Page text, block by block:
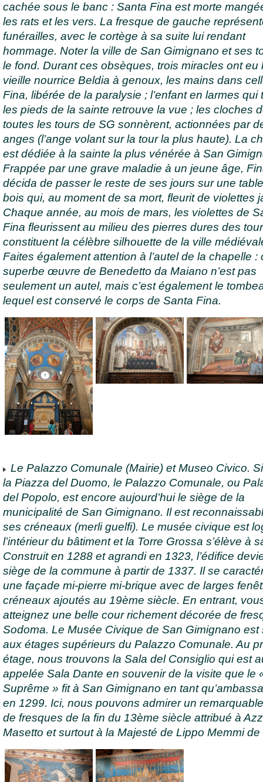
cachée sous le banc : Santa Fina est morte
les rats et les vers. La fresque de gauche
funérailles, avec le cortège à sa suite lui rendant
hommage. Noter la ville de San Gimignano et ses
le fond. Durant ces obsèques, trois miracles ont eu
vieille nourrice Beldia à genoux, les mains dans
Fina, libérée de la paralysie ; l’enfant en larmes qui
les pieds de la sainte retrouve la vue ; les cloches
toutes les tours de SG sonnèrent, actionnées par
anges (l’ange volant sur la tour la plus haute). La
est dédiée à la sainte la plus vénérée à San
Frappée par une grave maladie à un jeune âge,
décida de passer le reste de ses jours sur une
bois qui, au moment de sa mort, fleurit de violettes
Chaque année, au mois de mars, les violettes de
Fina fleurissent au milieu des pierres dures des
constituent la célèbre silhouette de la ville
Faites également attention à l’autel de la chapelle :
superbe œuvre de Benedetto da Maiano n’est pas
seulement un autel, mais c’est également le
lequel est conservé le corps de Santa Fina.
Le Palazzo Comunale (Mairie) et Museo Civico.
la Piazza del Duomo, le Palazzo Comunale, ou
del Popolo, est encore aujourd’hui le siège de la
municipalité de San Gimignano. Il est
ses créneaux (merli guelfi). Le musée civique est
l’intérieur du bâtiment et la Torre Grossa s’élève à
Construit en 1288 et agrandi en 1323, l’édifice
siège de la commune à partir de 1337. Il se
une façade mi-pierre mi-brique avec de larges
créneaux ajoutés au 19ème siècle. En entrant,
atteignez une belle cour richement décorée de
Sodoma. Le Musée Civique de San Gimignano est
aux étages supérieurs du Palazzo Comunale. Au
étage, nous trouvons la Sala del Consiglio qui est
appelée Sala Dante en souvenir de la visite que le
Suprême » fit à San Gimignano en tant
en 1299. Ici, nous pouvons admirer un
de fresques de la fin du 13ème siècle attribué à
Masetto et surtout à la Majesté de Lippo Memmi